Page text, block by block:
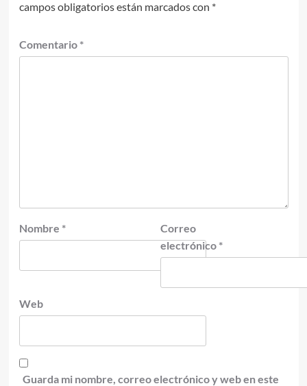
campos obligatorios están marcados con *
Comentario *
Nombre *
Correo
electrónico *
Web
Guarda mi nombre, correo electrónico y web en este